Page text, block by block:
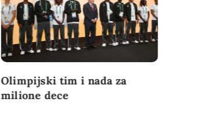
Olimpijski tim i nada za
milione dece